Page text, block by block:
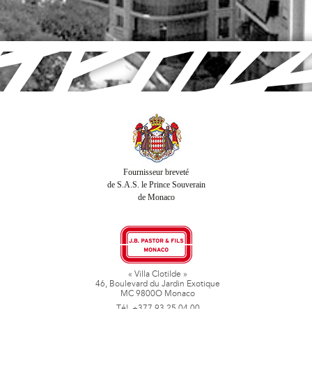
Fournisseur breveté
de S.A.S. le Prince Souverain
de Monaco
« Villa Clotilde »
46, Boulevard du Jardin Exotique
MC 9800O Monaco
Tél. +377 93 25 04 00